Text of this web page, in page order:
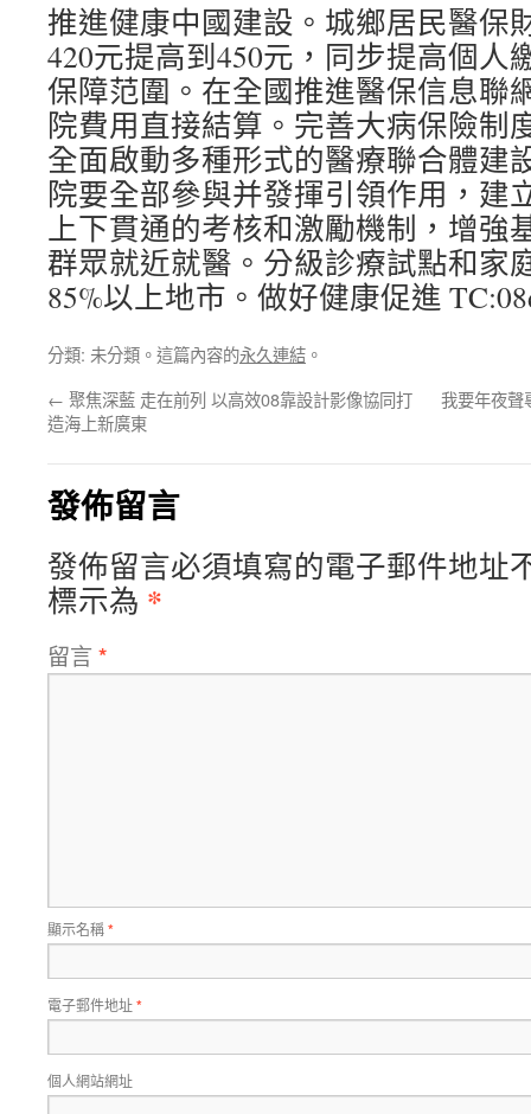
推進健康中國建設。城鄉居民醫保
420元提高到450元，同步提高個人
保障范圍。在全國推進醫保信息聯
院費用直接結算。完善大病保險制
全面啟動多種形式的醫療聯合體建
院要全部參與并發揮引領作用，建
上下貫通的考核和激勵機制，增強
群眾就近就醫。分級診療試點和家
85%以上地市。做好健康促進
分類: 未分類。這篇內容的永久連結 。
← 聚焦深藍 走在前列 以高效08靠設計影像協同打
造海上新廣東
我要年夜聲
發佈留言
發佈留言必須填寫的電子郵件地址
標示為 *
留言 *
顯示名稱*
電子郵件地址*
個人網站網址